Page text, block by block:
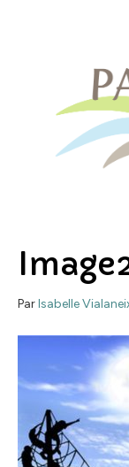
ParIsabelle